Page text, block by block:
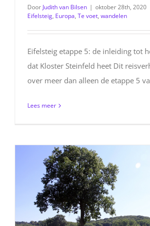
Door Judith van Bilsen | oktober 28th, 2020
Eifelsteig, Europa, Te voet, wandelen
Eifelsteig etappe 5: de inleiding tot
dat Kloster Steinfeld heet Dit
over meer dan alleen de etappe 5
Lees meer